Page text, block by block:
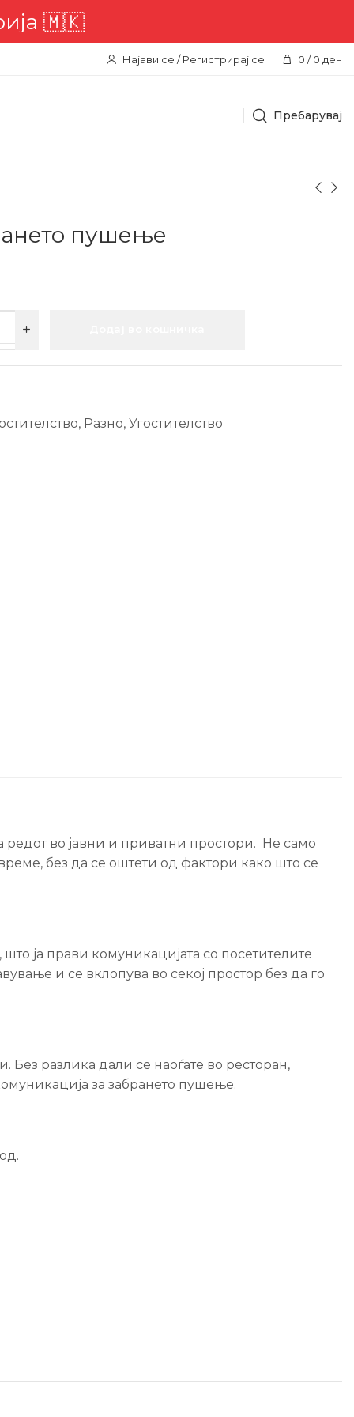
🇲🇰
Најави се / Регистрирај се 0 / 0 ден
Пребарувај
пушење
, Разно, Угостителство
во јавни и приватни простори. Не само
без да се оштети од фактори како што се
ја прави комуникацијата со посетителите
и се вклопува во секој простор без да го
разлика дали се наоѓате во ресторан,
за забрането пушење.